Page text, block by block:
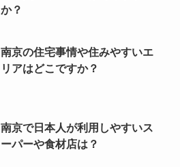
か？
南京の住宅事情や住みやすいエ
リアはどこですか？
南京で日本人が利用しやすいス
ーパーや食材店は？